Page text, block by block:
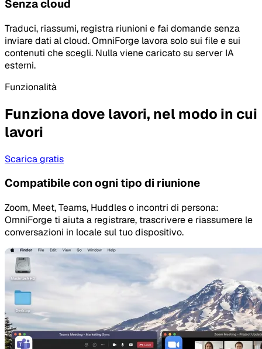
Senza cloud
Traduci, riassumi, registra riunioni e fai domande senza
inviare dati al cloud. OmniForge lavora solo sui file e sui
contenuti che scegli. Nulla viene caricato su server IA
esterni.
Funzionalità
Funziona dove lavori, nel modo in cui
lavori
Scarica gratis
Compatibile con ogni tipo di riunione
Zoom, Meet, Teams, Huddles o incontri di persona:
OmniForge ti aiuta a registrare, trascrivere e riassumere le
conversazioni in locale sul tuo dispositivo.